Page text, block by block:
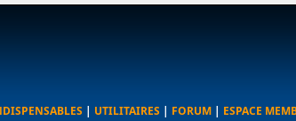
| UTILITAIRES | FORUM | ESPACE